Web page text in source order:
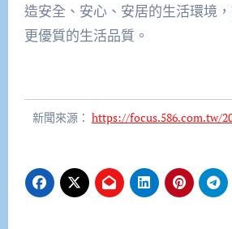
造安全、安心、安居的生活環境
更優質的生活品質。
新聞來源： https://focus.586.com.tw/